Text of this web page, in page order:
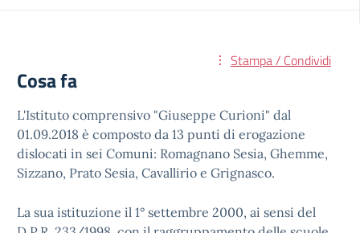
Stampa / Condividi
Cosa fa
L'Istituto comprensivo "Giuseppe Curioni" dal
01.09.2018 è composto da 13 punti di erogazione
dislocati in sei Comuni: Romagnano Sesia, Ghemme,
Sizzano, Prato Sesia, Cavallirio e Grignasco.
La sua istituzione il 1° settembre 2000, ai sensi del